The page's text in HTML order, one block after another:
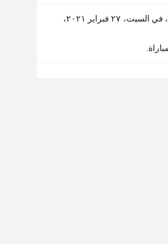
، في السبت، ٢٧ فبراير ٢٠٢١،